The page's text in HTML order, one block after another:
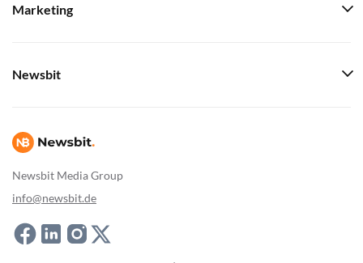
Newsbit Media Group
info@newsbit.de
Marketing
Newsbit